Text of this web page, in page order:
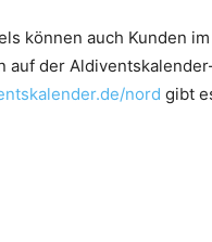
können auch Kunden
auf der
nord gibt